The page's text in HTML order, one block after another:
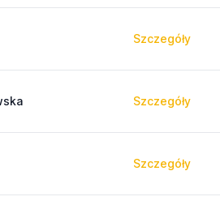
Szczegóły
Szczegóły
Szczegóły